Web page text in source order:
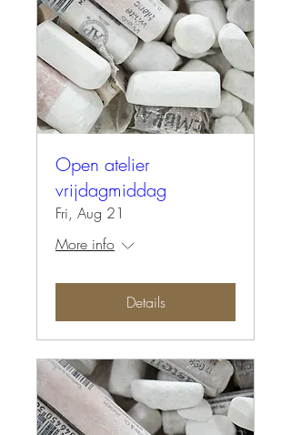
Open atelier
vrijdagmiddag
Fri, Aug 21
More info
Details